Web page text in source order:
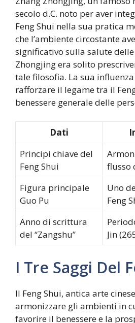
secolo d.C. noto per aver
Feng Shui nella sua pratica
che l’ambiente circostante
significativo sulla salute
Zhongjing era solito
tale filosofia. La sua
rafforzare il legame tra il
benessere generale delle
Dati
Principi chiave del
Feng Shui
flusso
Figura principale
Guo Pu
Uno
Feng
Anno di scrittura
del “Zangshu”
Jin
I Tre Saggi Del
Il Feng Shui, antica arte
armonizzare gli ambienti in
favorire il benessere e la